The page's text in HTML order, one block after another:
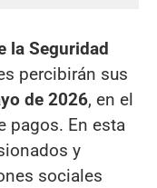
la Seguridad
percibirán sus
de 2026, en el
pagos. En esta
y
sociales